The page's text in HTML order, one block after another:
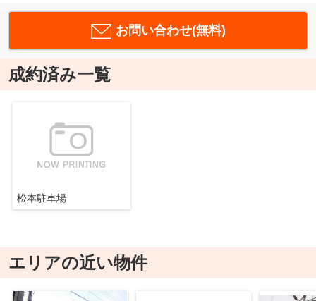
お問い合わせ(無料)
成約済み一覧
松本駐車場
エリアの近い物件